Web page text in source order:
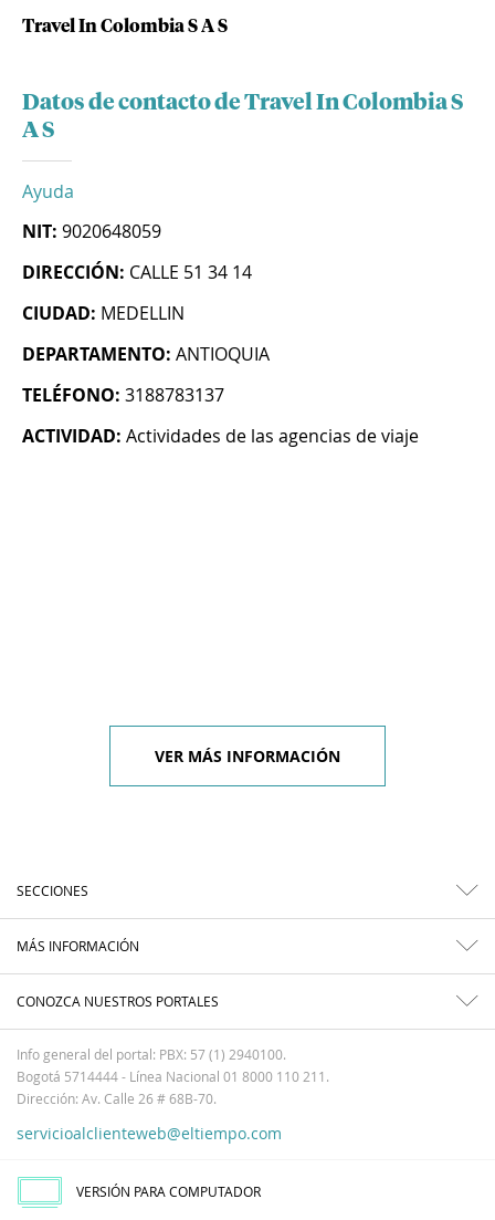
Travel In Colombia S A S
Datos de contacto de Travel In Colombia S
A S
Ayuda
NIT: 9020648059
DIRECCIÓN: CALLE 51 34 14
CIUDAD: MEDELLIN
DEPARTAMENTO: ANTIOQUIA
TELÉFONO: 3188783137
ACTIVIDAD: Actividades de las agencias de viaje
VER MÁS INFORMACIÓN
SECCIONES
MÁS INFORMACIÓN
CONOZCA NUESTROS PORTALES
Info general del portal: PBX: 57 (1) 2940100.
Bogotá 5714444 - Línea Nacional 01 8000 110 211.
Dirección: Av. Calle 26 # 68B-70.
servicioalclienteweb@eltiempo.com
VERSIÓN PARA COMPUTADOR